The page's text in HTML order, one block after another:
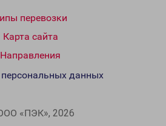
перевозки
Карта сайта
Направления
«ПЭК», 2026
данных